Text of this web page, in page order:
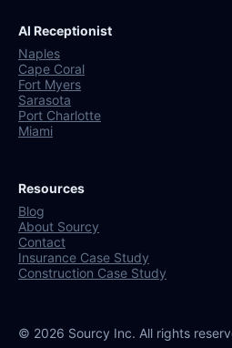
AI Receptionist
Naples
Cape Coral
Fort Myers
Sarasota
Port Charlotte
Miami
Resources
Blog
About Sourcy
Contact
Insurance Case Study
Construction Case Study
© 2026 Sourcy Inc. All rights